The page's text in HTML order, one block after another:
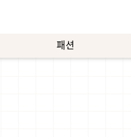
패션